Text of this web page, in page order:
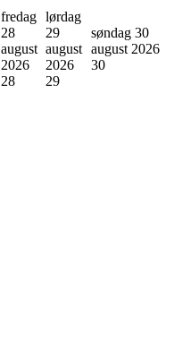
fredag
28
august
2026
28
lørdag
29
august
2026
29
søndag 30
august 2026
30